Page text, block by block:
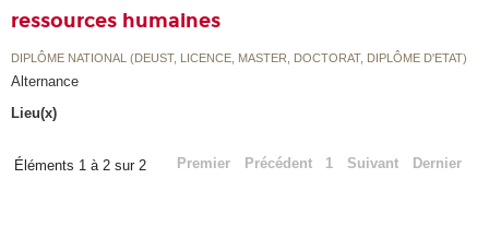
ressources humaines
DIPLÔME NATIONAL (DEUST, LICENCE, MASTER, DOCTORAT, DIPLÔME D'ETAT)
Alternance
Lieu(x)
Éléments 1 à 2 sur 2 Premier Précédent 1 Suivant Dernier